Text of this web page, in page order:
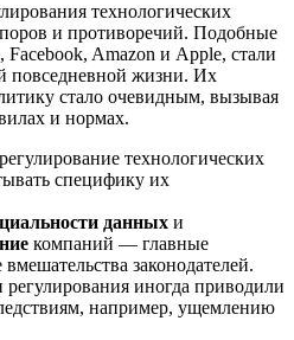
технологических
и противоречий. Подобные
Amazon и Apple, стали
повседневной жизни. Их
стало очевидным, вызывая
и нормах.
технологических
специфику их
данных и
компаний — главные
законодателей.
иногда приводили
например, ущемлению